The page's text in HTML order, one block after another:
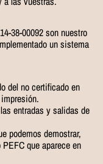
38-00092 son nuestro
un sistema
del no certificado en
entradas y salidas de
podemos demostrar,
que aparece en